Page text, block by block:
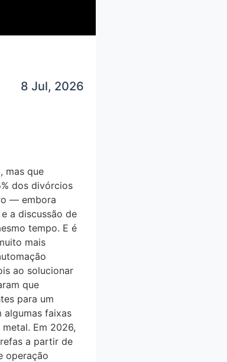
8 Jul, 2026
mas que
dos divórcios
— embora
a discussão de
tempo. E é
mais
ao solucionar
que
para um
faixas
Em 2026,
a partir de
operação